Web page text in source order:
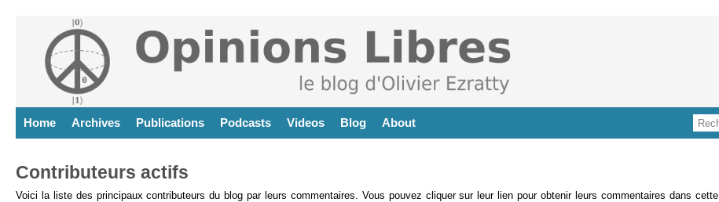
Home Archives Publications Podcasts Videos Blog About
Contributeurs actifs
Voici la liste des principaux contributeurs du blog par leurs commentaires. Vous pouvez cliquer sur leur lien pour obtenir leurs commentaires dans cette